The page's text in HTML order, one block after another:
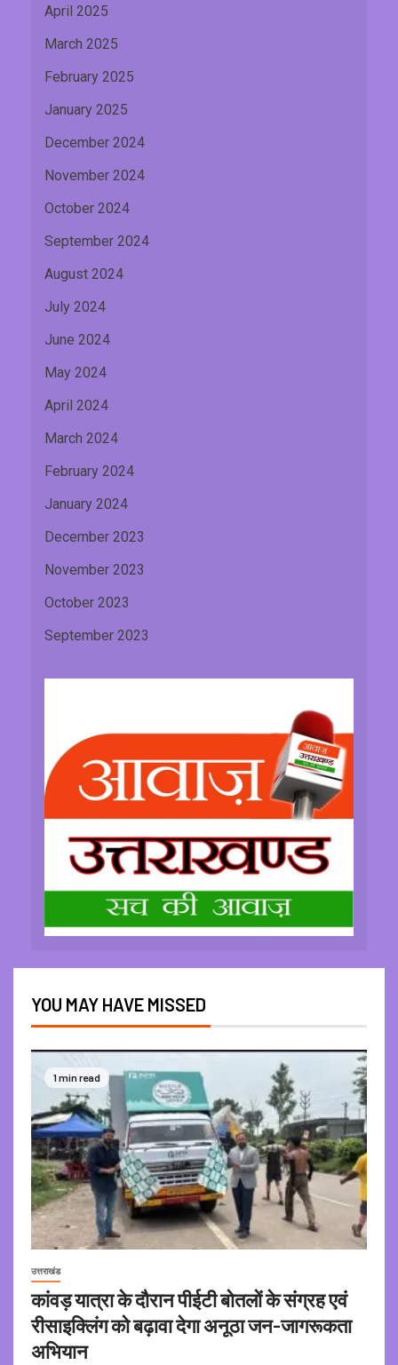
April 2025
March 2025
February 2025
January 2025
December 2024
November 2024
October 2024
September 2024
August 2024
July 2024
June 2024
May 2024
April 2024
March 2024
February 2024
January 2024
December 2023
November 2023
October 2023
September 2023
YOU MAY HAVE MISSED
1 min read
उत्तराखंड
कांवड़ यात्रा के दौरान पीईटी बोतलों के संग्रह एवं
रीसाइक्लिंग को बढ़ावा देगा अनूठा जन-जागरूकता
अभियान